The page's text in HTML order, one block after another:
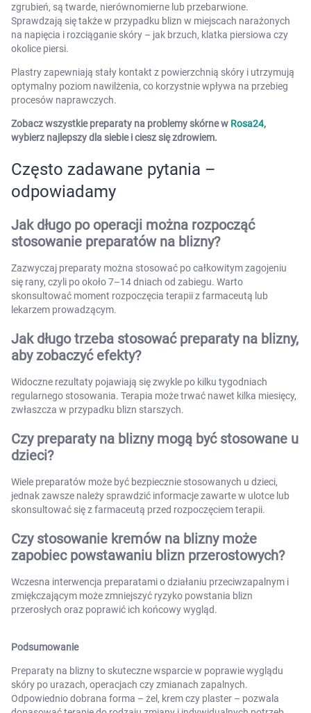
zgrubień, są twarde, nierównomierne lub przebarwione.
Sprawdzają się także w przypadku blizn w miejscach narażonych
na napięcia i rozciąganie skóry – jak brzuch, klatka piersiowa czy
okolice piersi.
Plastry zapewniają stały kontakt z powierzchnią skóry i utrzymują
optymalny poziom nawilżenia, co korzystnie wpływa na przebieg
procesów naprawczych.
Zobacz wszystkie preparaty na problemy skórne w Rosa24,
wybierz najlepszy dla siebie i ciesz się zdrowiem.
Często zadawane pytania –
odpowiadamy
Jak długo po operacji można rozpocząć
stosowanie preparatów na blizny?
Zazwyczaj preparaty można stosować po całkowitym zagojeniu
się rany, czyli po około 7–14 dniach od zabiegu. Warto
skonsultować moment rozpoczęcia terapii z farmaceutą lub
lekarzem prowadzącym.
Jak długo trzeba stosować preparaty na blizny,
aby zobaczyć efekty?
Widoczne rezultaty pojawiają się zwykle po kilku tygodniach
regularnego stosowania. Terapia może trwać nawet kilka miesięcy,
zwłaszcza w przypadku blizn starszych.
Czy preparaty na blizny mogą być stosowane u
dzieci?
Wiele preparatów może być bezpiecznie stosowanych u dzieci,
jednak zawsze należy sprawdzić informacje zawarte w ulotce lub
skonsultować się z farmaceutą przed rozpoczęciem terapii.
Czy stosowanie kremów na blizny może
zapobiec powstawaniu blizn przerostowych?
Wczesna interwencja preparatami o działaniu przeciwzapalnym i
zmiękczającym może zmniejszyć ryzyko powstania blizn
przerosłych oraz poprawić ich końcowy wygląd.
Podsumowanie
Preparaty na blizny to skuteczne wsparcie w poprawie wyglądu
skóry po urazach, operacjach czy zmianach zapalnych.
Odpowiednio dobrana forma – żel, krem czy plaster – pozwala